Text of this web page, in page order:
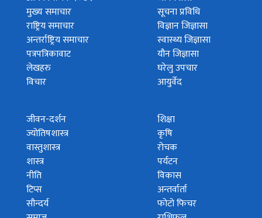
मुख्य समाचार
राष्ट्रिय समाचार
अन्तर्राष्ट्रिय समाचार
पत्रपत्रिकावाट
लेखहरु
विचार
सूचना प्रविधि
विज्ञान जिज्ञासा
स्वास्थ्य जिज्ञासा
यौन जिज्ञासा
घरेलु उपचार
आयुर्वेद
जीवन-दर्शन
ज्योतिषशास्त्र
वास्तुशास्त्र
शास्त्र
नीति
टिप्स
सौन्दर्य
शिक्षा
कृषि
रोचक
पर्यटन
विकास
अन्तर्वार्ता
फोटो फिचर